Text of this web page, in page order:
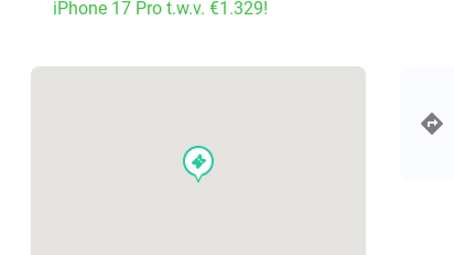
iPhone 17 Pro t.w.v. €1.329!
events